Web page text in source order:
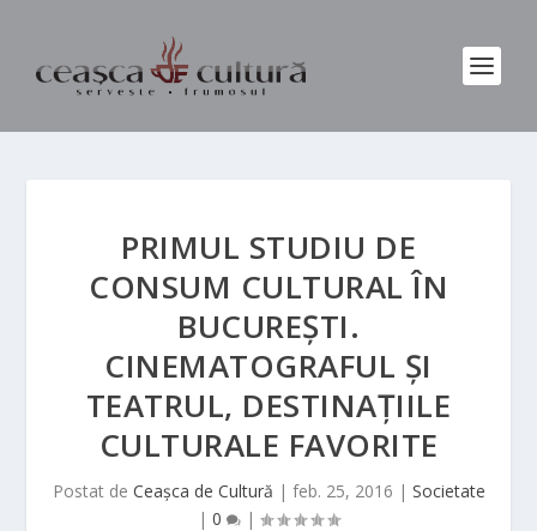
PRIMUL STUDIU DE
CONSUM CULTURAL ÎN
BUCUREȘTI.
CINEMATOGRAFUL ȘI
TEATRUL, DESTINAȚIILE
CULTURALE FAVORITE
Postat de Ceașca de Cultură | feb. 25, 2016 | Societate
| 0 |